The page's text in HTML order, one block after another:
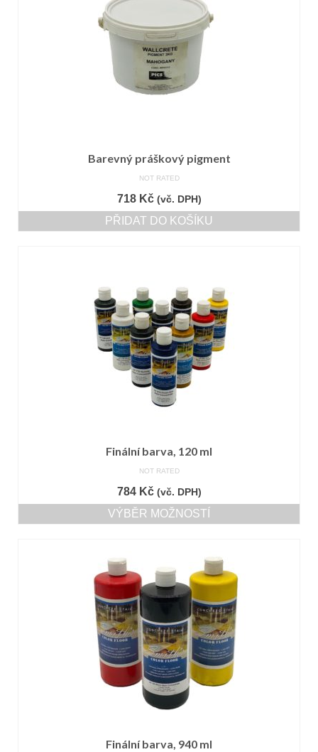
Barevný práškový pigment
NOT RATED
718 Kč (vč. DPH)
PŘIDAT DO KOŠÍKU
Finální barva, 120 ml
NOT RATED
784 Kč (vč. DPH)
VÝBĚR MOŽNOSTÍ
Finální barva, 940 ml